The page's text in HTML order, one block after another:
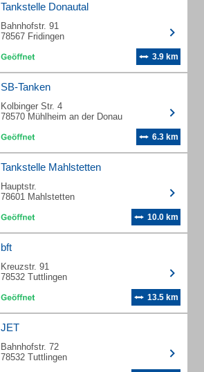
Tankstelle Donautal
Bahnhofstr. 91
78567 Fridingen
3.9 km
SB-Tanken
Kolbinger Str. 4
78570 Mühlheim an der Donau
6.3 km
Tankstelle Mahlstetten
Hauptstr.
78601 Mahlstetten
10.0 km
bft
Kreuzstr. 91
78532 Tuttlingen
13.5 km
JET
Bahnhofstr. 72
78532 Tuttlingen